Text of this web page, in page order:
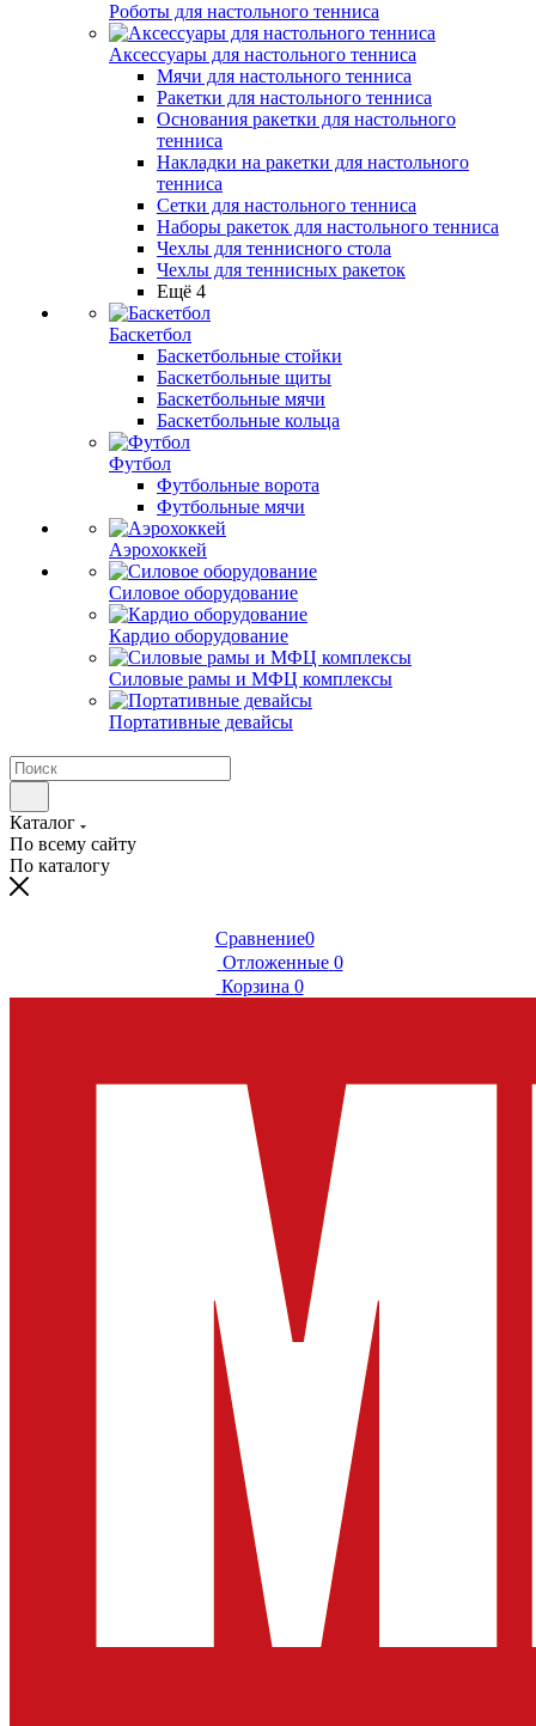
Роботы для настольного тенниса
Аксессуары для настольного тенниса
Мячи для настольного тенниса
Ракетки для настольного тенниса
Основания ракетки для настольного
тенниса
Накладки на ракетки для настольного
тенниса
Сетки для настольного тенниса
Наборы ракеток для настольного тенниса
Чехлы для теннисного стола
Чехлы для теннисных ракеток
Ещё 4
Баскетбол
Баскетбольные стойки
Баскетбольные щиты
Баскетбольные мячи
Баскетбольные кольца
Футбол
Футбольные ворота
Футбольные мячи
Аэрохоккей
Силовое оборудование
Кардио оборудование
Силовые рамы и МФЦ комплексы
Портативные девайсы
Каталог
По всему сайту
По каталогу
Сравнение0
Отложенные 0
Корзина 0